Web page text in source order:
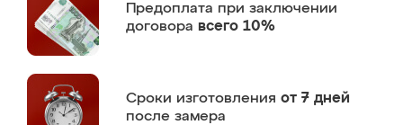
Предоплата при заключении
договора всего 10%
Сроки изготовления от 7 дней
после замера